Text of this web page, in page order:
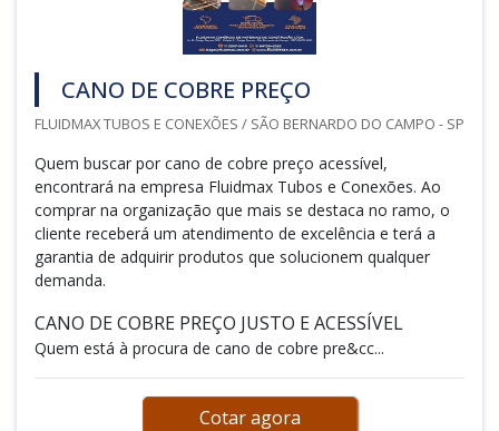
CANO DE COBRE PREÇO
FLUIDMAX TUBOS E CONEXÕES / SÃO BERNARDO DO CAMPO - SP
Quem buscar por cano de cobre preço acessível,
encontrará na empresa Fluidmax Tubos e Conexões. Ao
comprar na organização que mais se destaca no ramo, o
cliente receberá um atendimento de excelência e terá a
garantia de adquirir produtos que solucionem qualquer
demanda.
CANO DE COBRE PREÇO JUSTO E ACESSÍVEL
Quem está à procura de cano de cobre pre&cc...
Cotar agora